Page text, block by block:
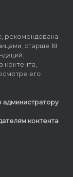
рекомендована
старше 18
контента,
его
администратору
контента